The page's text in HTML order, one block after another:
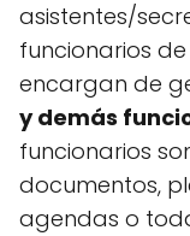
asistentes/
funcionarios
encargan de
y demás
funcionarios
documentos,
agendas o